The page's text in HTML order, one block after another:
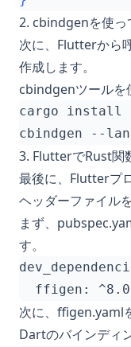
2. cbindgenを使っ
次に、Flutterから
作成します。
cbindgenツールを
3. FlutterでRust関
最後に、Flutterプ
ヘッダーファイル
まず、
す。
次に、ffigen.yaml
Dartのバインディ